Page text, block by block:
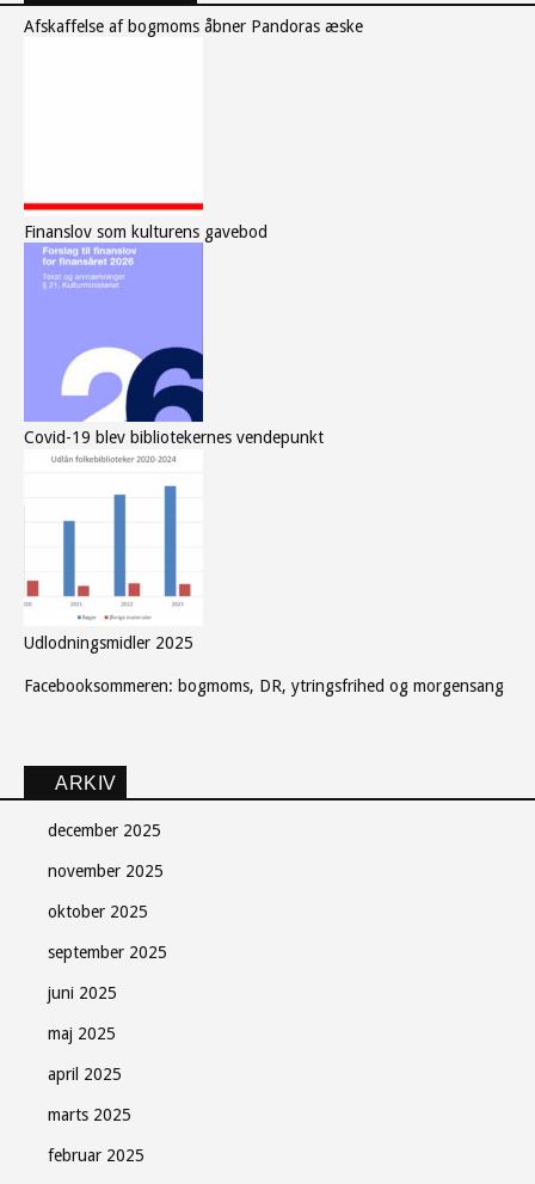
Afskaffelse af bogmoms åbner Pandoras æske
Finanslov som kulturens gavebod
Covid-19 blev bibliotekernes vendepunkt
Udlodningsmidler 2025
Facebooksommeren: bogmoms, DR, ytringsfrihed og morgensang
ARKIV
december 2025
november 2025
oktober 2025
september 2025
juni 2025
maj 2025
april 2025
marts 2025
februar 2025